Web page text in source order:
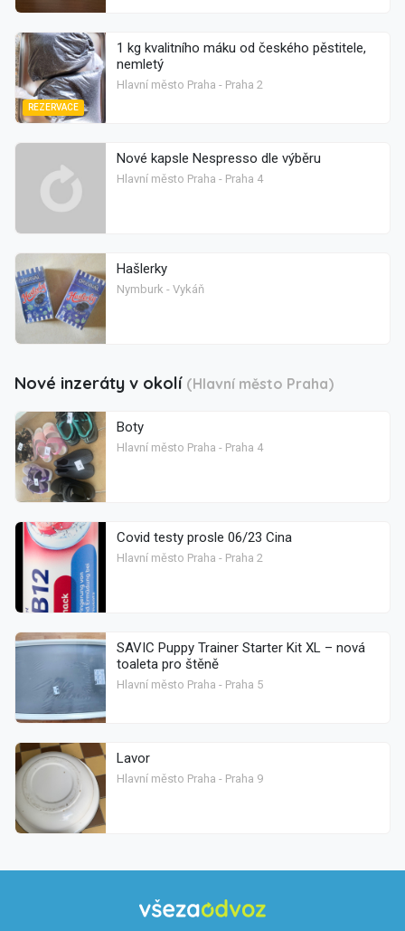
REZERVACE
1 kg kvalitního máku od českého pěstitele,
nemletý
Hlavní město Praha - Praha 2
Nové kapsle Nespresso dle výběru
Hlavní město Praha - Praha 4
Hašlerky
Nymburk - Vykáň
Nové inzeráty v okolí (Hlavní město Praha)
Boty
Hlavní město Praha - Praha 4
Covid testy prosle 06/23 Cina
Hlavní město Praha - Praha 2
SAVIC Puppy Trainer Starter Kit XL – nová
toaleta pro štěně
Hlavní město Praha - Praha 5
Lavor
Hlavní město Praha - Praha 9